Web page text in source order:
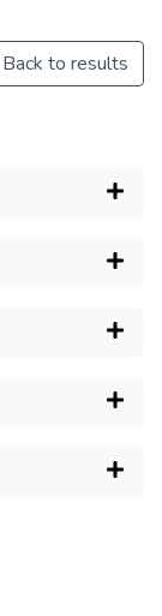
Back to results